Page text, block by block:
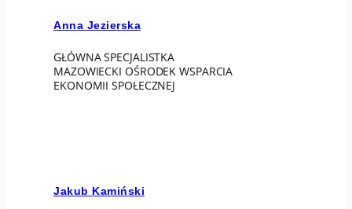
Anna Jezierska
GŁÓWNA SPECJALISTKA
MAZOWIECKI OŚRODEK WSPARCIA
EKONOMII SPOŁECZNEJ
Jakub Kamiński